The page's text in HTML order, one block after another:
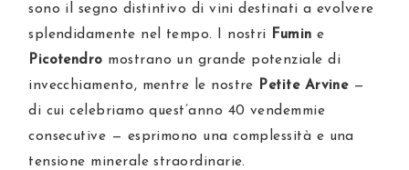
sono il segno distintivo di vini destinati a evolvere
splendidamente nel tempo. I nostri
Fumin e
Picotendro mostrano un grande potenziale di
invecchiamento, mentre le nostre
Petite Arvine—
di cui celebriamo quest’anno 40 vendemmie
consecutive — esprimono una complessità e una
tensione minerale straordinarie.